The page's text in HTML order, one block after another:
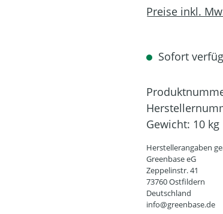
Preise inkl.
Sofort
Gewicht: 10 kg
Herstellerangaben
Greenbase eG
Zeppelinstr. 41
73760 Ostfildern
Deutschland
info@greenbase.de